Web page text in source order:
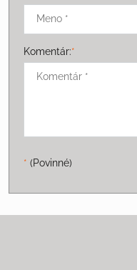
Komentár:*
* (Povinné)